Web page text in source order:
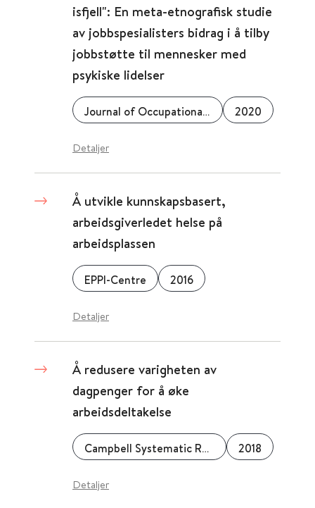
isfjell": En meta-etnografisk studie
av jobbspesialisters bidrag i å tilby
jobbstøtte til mennesker med
psykiske lidelser
Journal of Occupational Rehabilitation 2020
Detaljer
Å utvikle kunnskapsbasert,
arbeidsgiverledet helse på
arbeidsplassen
EPPI-Centre 2016
Detaljer
Å redusere varigheten av
dagpenger for å øke
arbeidsdeltakelse
Campbell Systematic Reviews 2018
Detaljer